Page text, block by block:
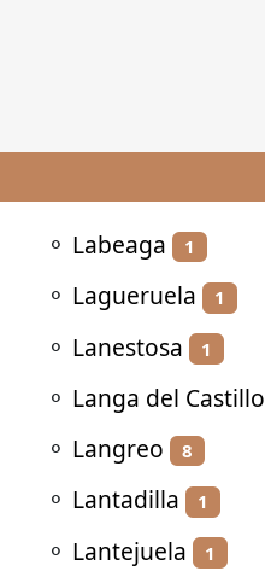
⚬ Labeaga 1
⚬ Lagueruela 1
⚬ Lanestosa 1
⚬ Langa del Castillo
⚬ Langreo 8
⚬ Lantadilla 1
⚬ Lantejuela 1